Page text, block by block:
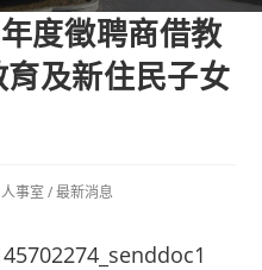
度徵聘商借教
及新住民子女
人事室 / 最新消息